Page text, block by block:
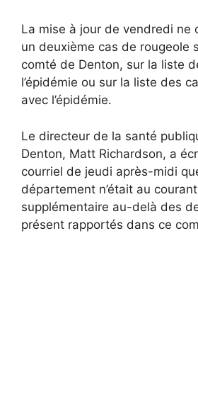
La mise à jour de vendredi ne
un deuxième cas de rougeole
comté de Denton, sur la liste
l’épidémie ou sur la liste des
avec l’épidémie.
Le directeur de la santé
Denton, Matt Richardson, a
courriel de jeudi après-midi
département n’était au courant
supplémentaire au-delà des
présent rapportés dans ce